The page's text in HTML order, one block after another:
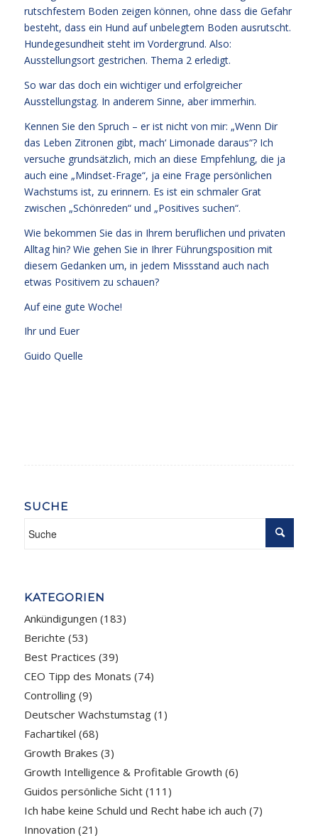
rutschfestem Boden zeigen können, ohne dass die Gefahr
besteht, dass ein Hund auf unbelegtem Boden ausrutscht.
Hundegesundheit steht im Vordergrund. Also:
Ausstellungsort gestrichen. Thema 2 erledigt.
So war das doch ein wichtiger und erfolgreicher
Ausstellungstag. In anderem Sinne, aber immerhin.
Kennen Sie den Spruch – er ist nicht von mir: „Wenn Dir
das Leben Zitronen gibt, mach‘ Limonade daraus“? Ich
versuche grundsätzlich, mich an diese Empfehlung, die ja
auch eine „Mindset-Frage“, ja eine Frage persönlichen
Wachstums ist, zu erinnern. Es ist ein schmaler Grat
zwischen „Schönreden“ und „Positives suchen“.
Wie bekommen Sie das in Ihrem beruflichen und privaten
Alltag hin? Wie gehen Sie in Ihrer Führungsposition mit
diesem Gedanken um, in jedem Missstand auch nach
etwas Positivem zu schauen?
Auf eine gute Woche!
Ihr und Euer
Guido Quelle
SUCHE
KATEGORIEN
Ankündigungen (183)
Berichte (53)
Best Practices (39)
CEO Tipp des Monats (74)
Controlling(9)
Deutscher Wachstumstag(1)
Fachartikel (68)
Growth Brakes (3)
Growth Intelligence & Profitable Growth (6)
Guidos persönliche Sicht(111)
Ich habe keine Schuld und Recht habe ich auch (7)
Innovation (21)